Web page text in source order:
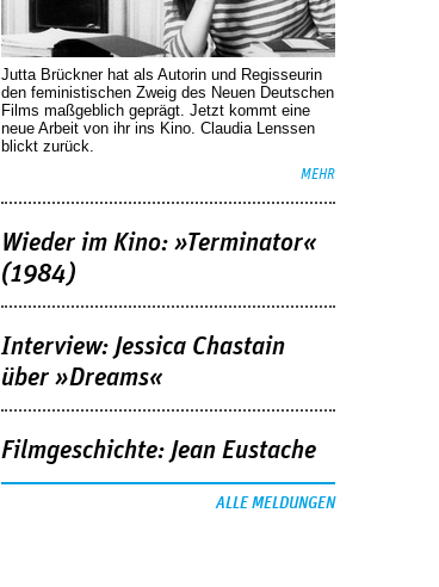
Jutta Brückner hat als Autorin und Regisseurin
den feministischen Zweig des Neuen Deutschen
Films maßgeblich geprägt. Jetzt kommt eine
neue Arbeit von ihr ins Kino. Claudia Lenssen
blickt zurück.
MEHR
Wieder im Kino: »Terminator«
(1984)
Interview: Jessica Chastain
über »Dreams«
Filmgeschichte: Jean Eustache
ALLE MELDUNGEN